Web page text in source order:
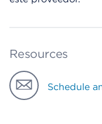
Resources
Schedule